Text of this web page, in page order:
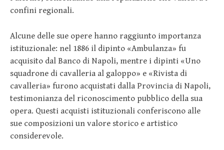
confini regionali.
Alcune delle sue opere hanno raggiunto importanza
istituzionale: nel 1886 il dipinto «Ambulanza» fu
acquisito dal Banco di Napoli, mentre i dipinti «Uno
squadrone di cavalleria al galoppo» e «Rivista di
cavalleria» furono acquistati dalla Provincia di Napoli,
testimonianza del riconoscimento pubblico della sua
opera. Questi acquisti istituzionali conferiscono alle
sue composizioni un valore storico e artistico
considerevole.